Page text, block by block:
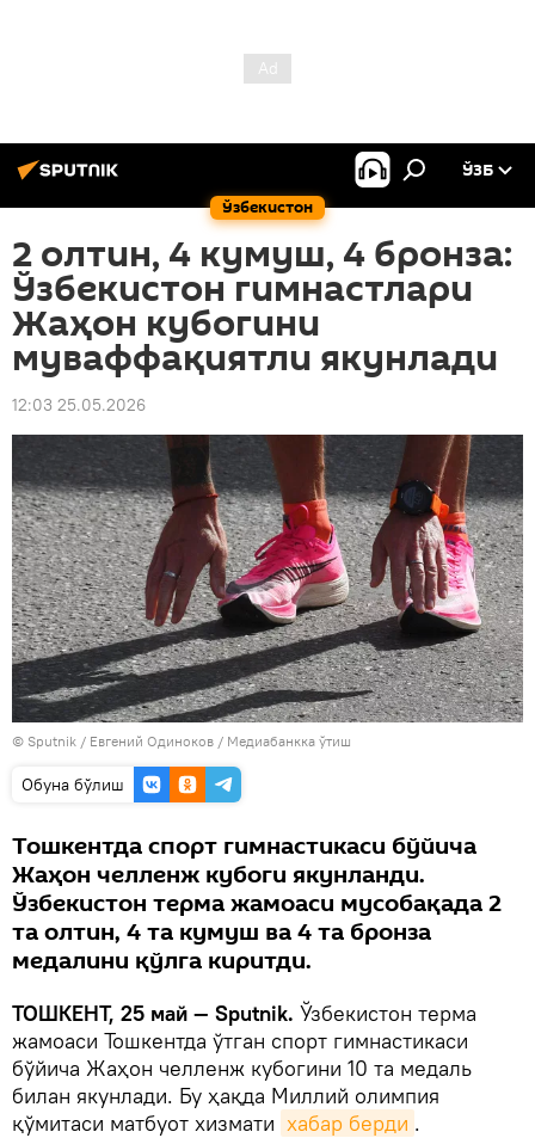
Ўзбекистон
ЎЗБ
2 олтин, 4 кумуш, 4 бронза:
Ўзбекистон гимнастлари
Жаҳон кубогини
муваффақиятли якунлади
12:03 25.05.2026
© Sputnik / Евгений Одиноков / Медиабанкка ўтиш
Oбуна бўлиш
Тошкентда спорт гимнастикаси бўйича
Жаҳон челленж кубоги якунланди.
Ўзбекистон терма жамоаси мусобақада 2
та олтин, 4 та кумуш ва 4 та бронза
медалини қўлга киритди.
ТОШКЕНТ, 25 май — Sputnik. Ўзбекистон терма
жамоаси Тошкентда ўтган спорт гимнастикаси
бўйича Жаҳон челленж кубогини 10 та медаль
билан якунлади. Бу ҳақда Миллий олимпия
қўмитаси матбуот хизмати хабар берди .